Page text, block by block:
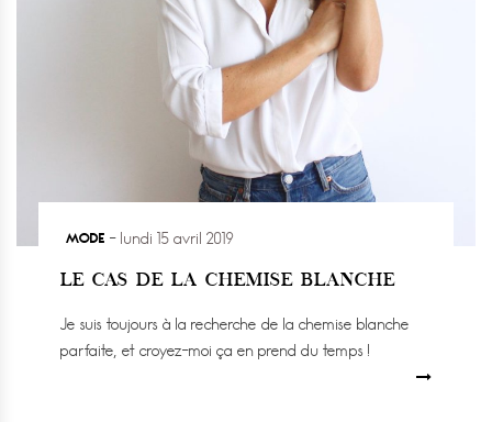
MODE lundi 15 avril 2019
LE CAS DE LA CHEMISE BLANCHE
Je suis toujours à la recherche de la chemise blanche
parfaite, et croyez-moi ça en prend du temps !